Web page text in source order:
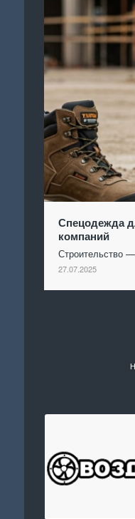
Спецодежда
компаний
Строительство
27.07.2025